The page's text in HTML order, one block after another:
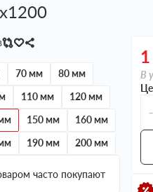
70 мм
80 мм
110 мм
120 мм
150 мм
160 мм
190 мм 200 мм
часто покупают
В
-